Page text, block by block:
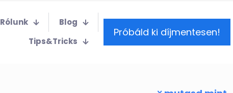
Rólunk
Blog
Tips&Tricks
Próbáld ki díjmentesen!